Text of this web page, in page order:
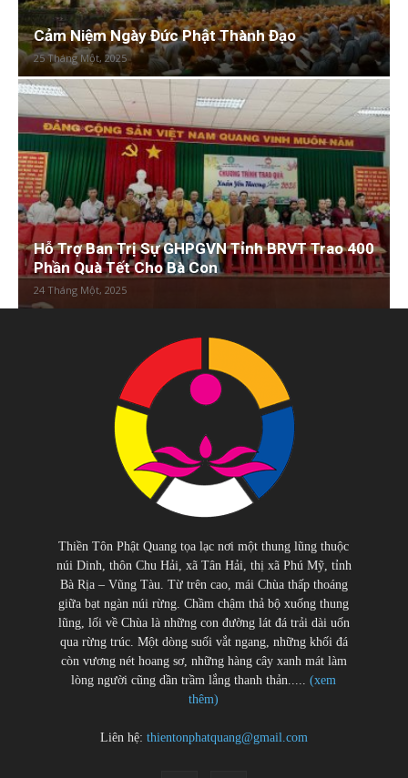
Cảm Niệm Ngày Đức Phật Thành Đạo
25 Tháng Một, 2025
Hỗ Trợ Ban Trị Sự GHPGVN Tỉnh BRVT Trao 400
Phần Quà Tết Cho Bà Con
24 Tháng Một, 2025
Thiền Tôn Phật Quang tọa lạc nơi một thung lũng thuộc
núi Dinh, thôn Chu Hải, xã Tân Hải, thị xã Phú Mỹ, tỉnh
Bà Rịa – Vũng Tàu. Từ trên cao, mái Chùa thấp thoáng
giữa bạt ngàn núi rừng. Chầm chậm thả bộ xuống thung
lũng, lối về Chùa là những con đường lát đá trải dài uốn
qua rừng trúc. Một dòng suối vắt ngang, những khối đá
còn vương nét hoang sơ, những hàng cây xanh mát làm
lòng người cũng dần trầm lắng thanh thản.....(xem
thêm)
Liên hệ: thientonphatquang@gmail.com